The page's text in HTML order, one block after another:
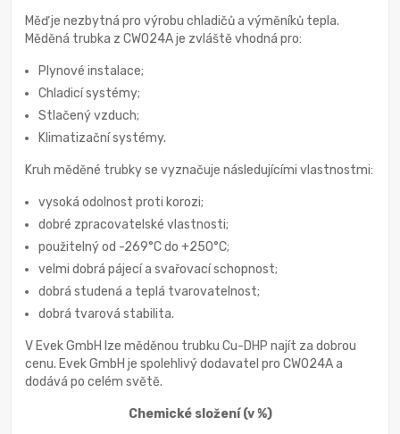
Měď je nezbytná pro výrobu chladičů a výměníků tepla.
Měděná trubka z CW024A je zvláště vhodná pro:
Plynové instalace;
Chladicí systémy;
Stlačený vzduch;
Klimatizační systémy.
Kruh měděné trubky se vyznačuje následujícími vlastnostmi:
vysoká odolnost proti korozi;
dobré zpracovatelské vlastnosti;
použitelný od -269°C do +250°C;
velmi dobrá pájecí a svařovací schopnost;
dobrá studená a teplá tvarovatelnost;
dobrá tvarová stabilita.
V Evek GmbH lze měděnou trubku Cu-DHP najít za dobrou
cenu. Evek GmbH je spolehlivý dodavatel pro CW024A a
dodává po celém světě.
Chemické složení(v %)